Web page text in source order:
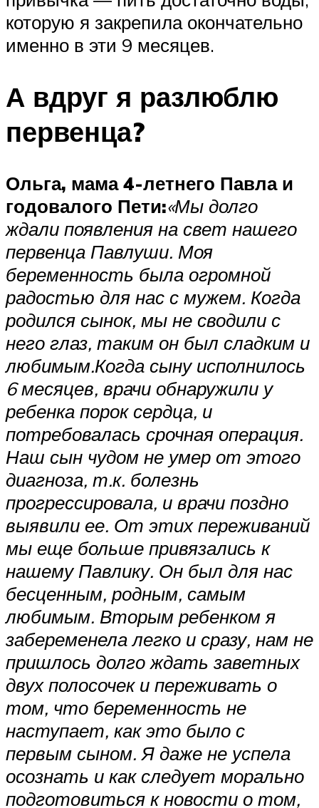
которую я закрепила окончательно
именно в эти 9 месяцев.
А вдруг я разлюблю
первенца?
Ольга, мама 4-летнего Павла и
годовалого Пети:«Мы долго
ждали появления на свет нашего
первенца Павлуши. Моя
беременность была огромной
радостью для нас с мужем. Когда
родился сынок, мы не сводили с
него глаз, таким он был сладким и
любимым.Когда сыну исполнилось
6 месяцев, врачи обнаружили у
ребенка порок сердца, и
потребовалась срочная операция.
Наш сын чудом не умер от этого
диагноза, т.к. болезнь
прогрессировала, и врачи поздно
выявили ее. От этих переживаний
мы еще больше привязались к
нашему Павлику. Он был для нас
бесценным, родным, самым
любимым. Вторым ребенком я
забеременела легко и сразу, нам не
пришлось долго ждать заветных
двух полосочек и переживать о
том, что беременность не
наступает, как это было с
первым сыном. Я даже не успела
осознать и как следует морально
подготовиться к новости о том,